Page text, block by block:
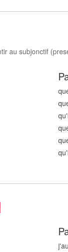
au subjonctif